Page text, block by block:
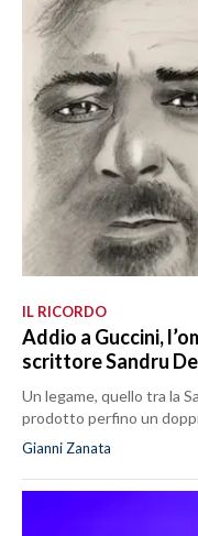
IL RICORDO
Addio a Guccini,
scrittore Sandru
Un legame, quello tra la
prodotto perfino un
Gianni Zanata